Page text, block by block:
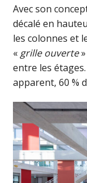
Avec son
décalé en
les colonnes et
« grille ouverte»
entre les
apparent, 60 %